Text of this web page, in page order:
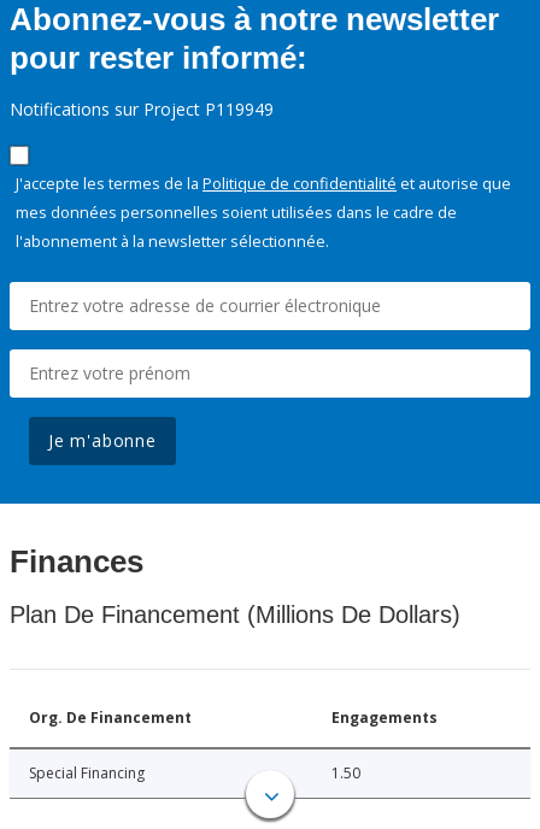
Abonnez-vous à notre newsletter
pour rester informé:
Notifications sur Project P119949
J'accepte les termes de la Politique de confidentialité et autorise que
mes données personnelles soient utilisées dans le cadre de
l'abonnement à la newsletter sélectionnée.
Je m'abonne
Finances
Plan De Financement (Millions De Dollars)
Org. De Financement Engagements
Special Financing 1.50